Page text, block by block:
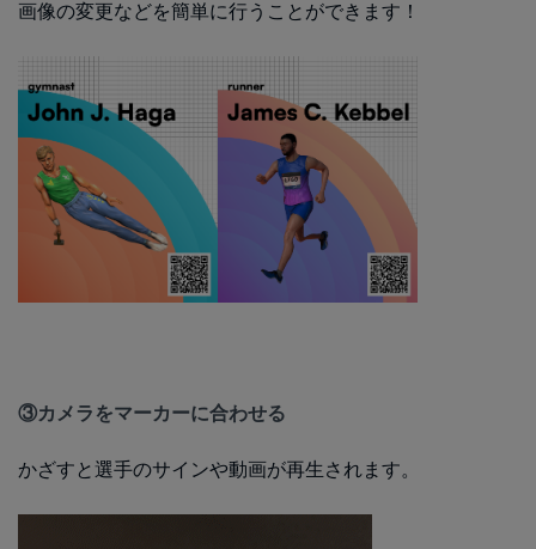
画像の変更などを簡単に行うことができます！
③カメラをマーカーに合わせる
かざすと選手のサインや動画が再生されます。